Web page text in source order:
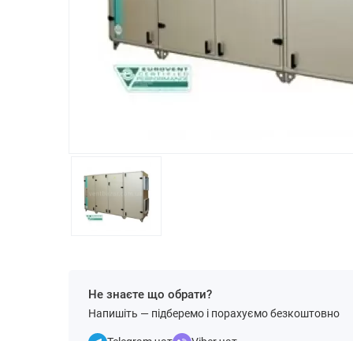
Не знаєте що обрати?
Напишіть — підберемо і порахуємо безкоштовно